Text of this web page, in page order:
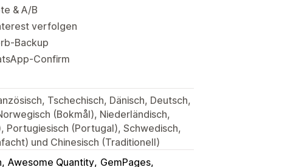
& A/B
verfolgen
Backup
Confirm
Tschechisch, Dänisch, Deutsch,
(Bokmål), Niederländisch,
Portugiesisch (Portugal), Schwedisch,
und Chinesisch (Traditionell)
Awesome Quantity GemPages